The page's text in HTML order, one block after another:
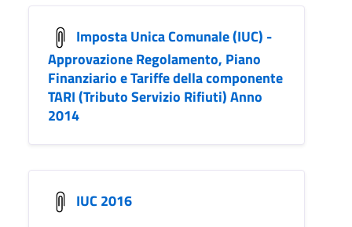
Imposta Unica Comunale (IUC) -
Approvazione Regolamento, Piano
Finanziario e Tariffe della componente
TARI (Tributo Servizio Rifiuti) Anno
2014
IUC 2016